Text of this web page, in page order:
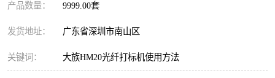
产品数量： 9999.00套
发货地址： 广东省深圳市南山区
关键词： 大族HM20光纤打标机使用方法